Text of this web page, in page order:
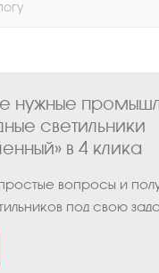
нужные
светильники
в 4 клика
вопросы и
под свою